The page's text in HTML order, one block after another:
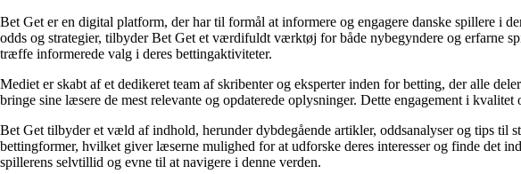
Bet Get er en digital platform, der har til formål at informere og engagere danske spillere i
odds og strategier, tilbyder Bet Get et værdifuldt værktøj for både nybegyndere og erfarne
træffe informerede valg i deres bettingaktiviteter.
Mediet er skabt af et dedikeret team af skribenter og eksperter inden for betting, der alle
bringe sine læsere de mest relevante og opdaterede oplysninger. Dette engagement i
Bet Get tilbyder et væld af indhold, herunder dybdegående artikler, oddsanalyser og tips til
bettingformer, hvilket giver læserne mulighed for at udforske deres interesser og finde det
spillerens selvtillid og evne til at navigere i denne verden.